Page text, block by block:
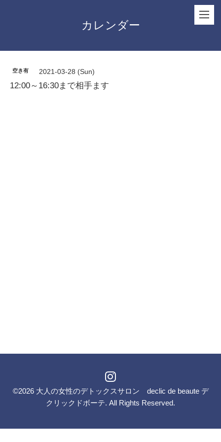
カレンダー
空き有 2021-03-28 (Sun)
12:00～16:30まで相手ます
©2026 大人の女性のデトックスサロン declic de beaute デ
クリックドボーテ. All Rights Reserved.